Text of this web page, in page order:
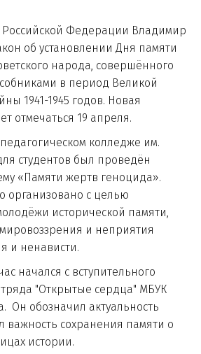
Федерации Владимир
об установлении Дня памяти
народа, совершённого
в период Великой
1941-1945 годов. Новая
отмечаться 19 апреля.
колледже им.
студентов был проведён
«Памяти жертв геноцида».
организовано с целью
исторической памяти,
мировоззрения и неприятия
и ненависти.
с вступительного
"Открытые сердца" МБУК
Он обозначил актуальность
важность сохранения памяти о
истории.